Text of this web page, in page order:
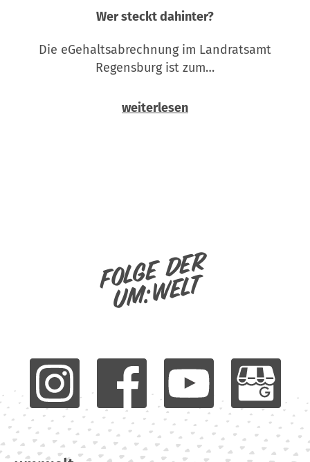
Wer steckt dahinter?
Die eGehaltsabrechnung im Landratsamt
Regensburg ist zum…
weiterlesen
Folge der
um:welt